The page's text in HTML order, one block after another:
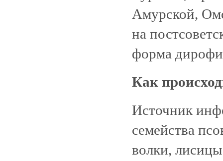
Амурской,
на
форма
Как
Источник
семейства
волки,